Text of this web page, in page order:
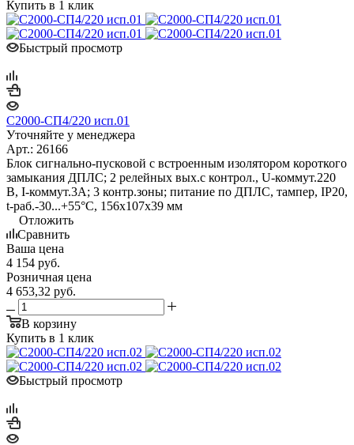
Купить в 1 клик
Быстрый просмотр
С2000-СП4/220 исп.01
Уточняйте у менеджера
Арт.: 26166
Блок сигнально-пусковой с встроенным изолятором короткого
замыкания ДПЛС; 2 релейных вых.с контрол., U-коммут.220
В, I-коммут.3А; 3 контр.зоны; питание по ДПЛС, тампер, IP20,
t-раб.-30...+55°C, 156х107х39 мм
Отложить
Сравнить
Ваша цена
4 154 руб.
Розничная цена
4 653,32 руб.
В корзину
Купить в 1 клик
Быстрый просмотр